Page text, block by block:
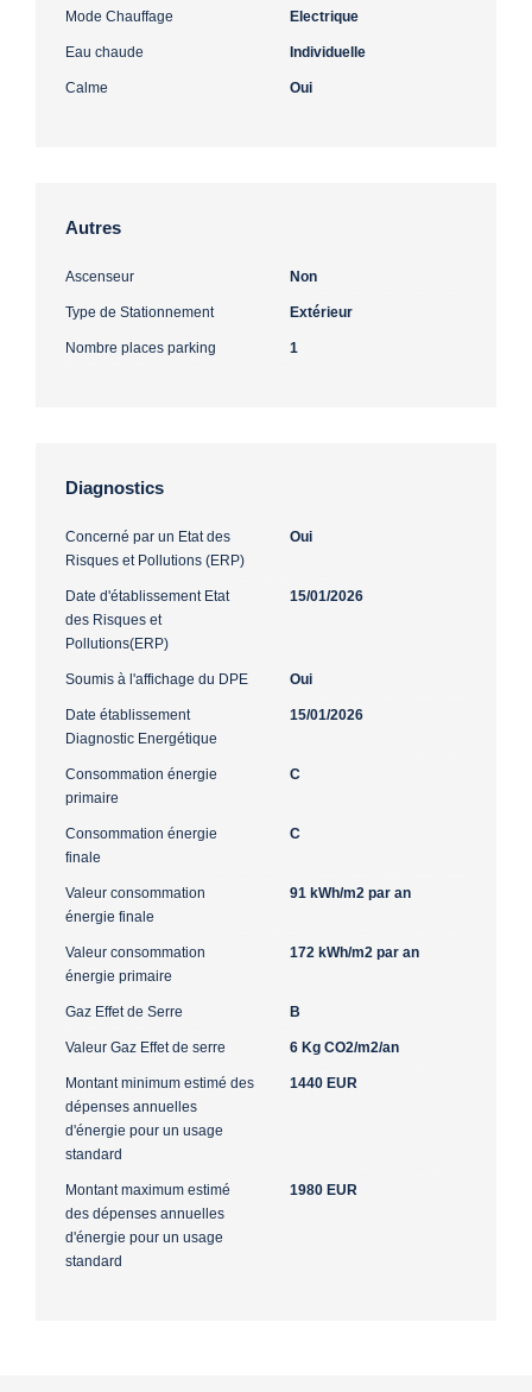
Mode Chauffage Electrique
Eau chaude Individuelle
Calme Oui
Autres
Ascenseur Non
Type de Stationnement Extérieur
Nombre places parking 1
Diagnostics
Concerné par un Etat des
Risques et Pollutions (ERP)
Oui
Date d'établissement Etat
des Risques et
Pollutions(ERP)
15/01/2026
Soumis à l'affichage du DPE Oui
Date établissement
Diagnostic Energétique
15/01/2026
Consommation énergie
primaire
C
Consommation énergie
finale
C
Valeur consommation
énergie finale
91 kWh/m2 par an
Valeur consommation
énergie primaire
172 kWh/m2 par an
Gaz Effet de Serre B
Valeur Gaz Effet de serre 6 Kg CO2/m2/an
Montant minimum estimé des
dépenses annuelles
d'énergie pour un usage
standard
1440 EUR
Montant maximum estimé
des dépenses annuelles
d'énergie pour un usage
standard
1980 EUR